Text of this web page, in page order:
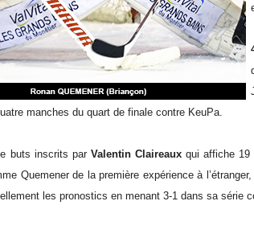
manches du quart de finale contre KeuPa.
buts inscrits par Valentin Claireauxqui affiche 19
Quemener de la première expérience à
les pronostics en menant 3-1 dans sa série